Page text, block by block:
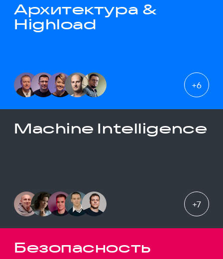
Архитектура &
Highload
+6
Machine Intelligence
+7
Безопасность